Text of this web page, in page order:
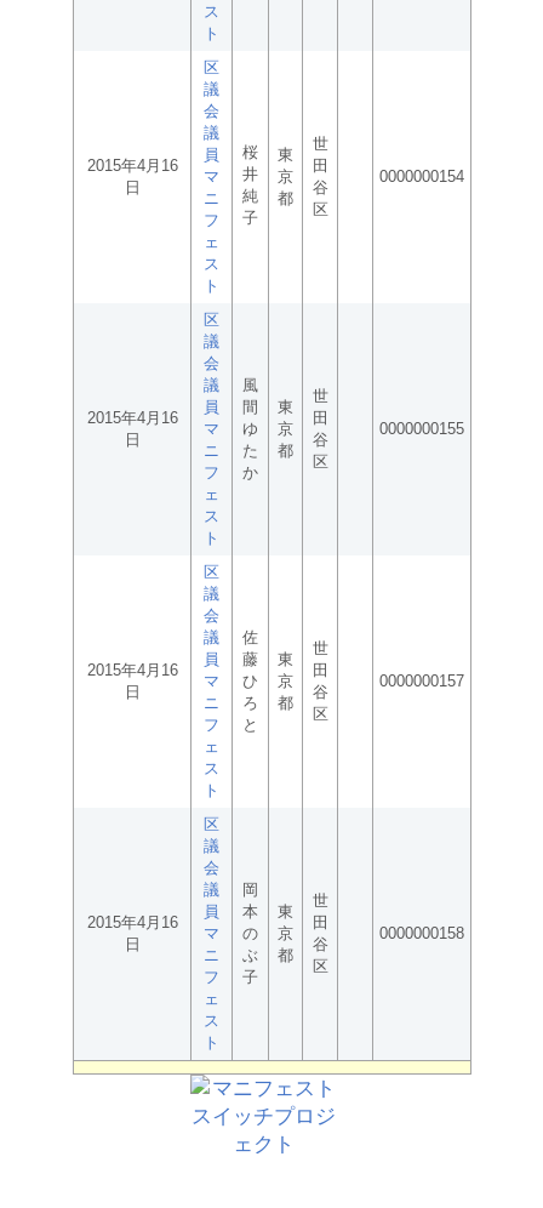
ス
ト
2015年4月16
日
区
議
会
議
員
マ
ニ
フ
ェ
ス
ト
桜
井
純
子
東
京
都
世
田
谷
区
0000000154
2015年4月16
日
区
議
会
議
員
マ
ニ
フ
ェ
ス
ト
風
間
ゆ
た
か
東
京
都
世
田
谷
区
0000000155
2015年4月16
日
区
議
会
議
員
マ
ニ
フ
ェ
ス
ト
佐
藤
ひ
ろ
と
東
京
都
世
田
谷
区
0000000157
2015年4月16
日
区
議
会
議
員
マ
ニ
フ
ェ
ス
ト
岡
本
の
ぶ
子
東
京
都
世
田
谷
区
0000000158